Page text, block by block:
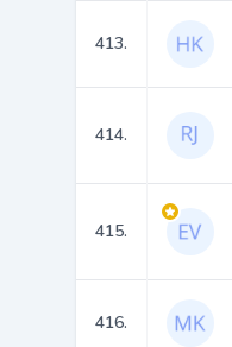
413.
414.
415.
416.